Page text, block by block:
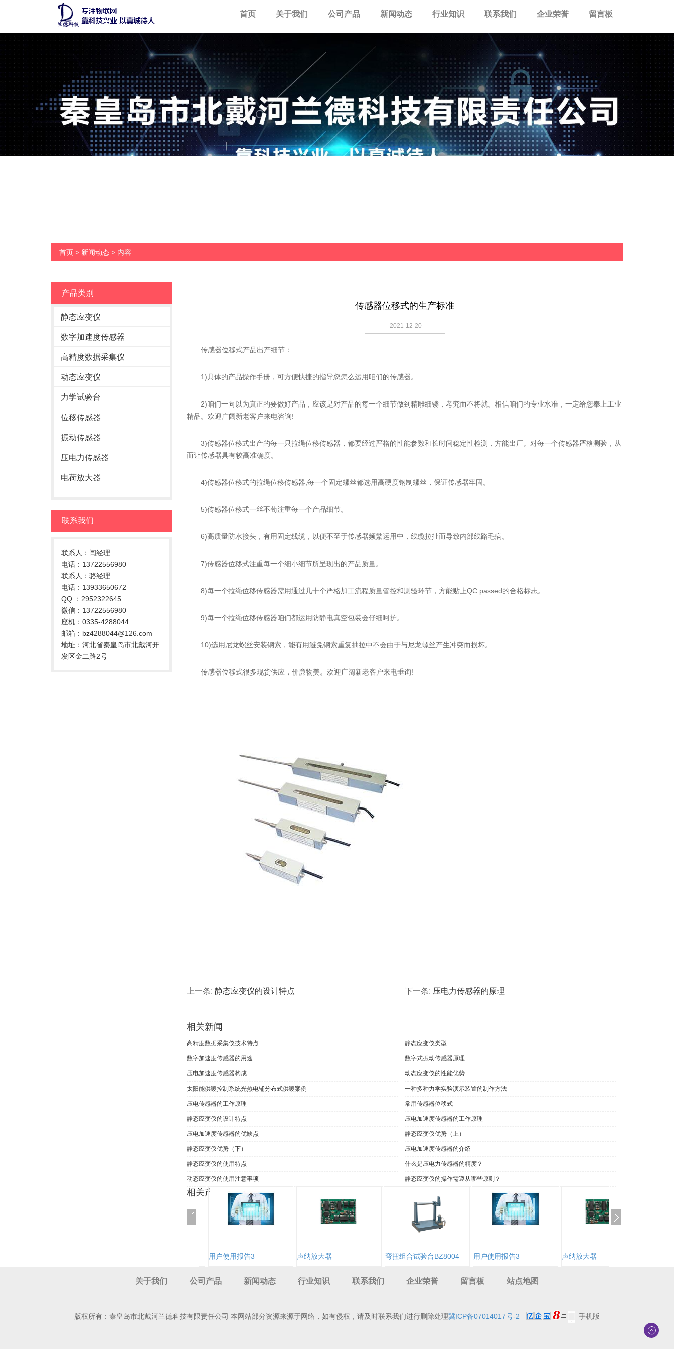
首页 关于我们 公司产品 新闻动态 行业知识 联系我们 企业荣誉 留言板
首页 > 新闻动态 > 内容
产品类别
静态应变仪
数字加速度传感器
高精度数据采集仪
动态应变仪
力学试验台
位移传感器
振动传感器
压电力传感器
电荷放大器
联系我们
联系人：闫经理
电话：13722556980
联系人：骆经理
电话：13933650672
QQ ：2952322645
微信：13722556980
座机：0335-4288044
邮箱：bz4288044@126.com
地址：河北省秦皇岛市北戴河开
发区金二路2号
传感器位移式的生产标准
- 2021-12-20-
传感器位移式产品出产细节：
1)具体的产品操作手册，可方便快捷的指导您怎么运用咱们的传感器。
2)咱们一向以为真正的要做好产品，应该是对产品的每一个细节做到精雕细镂，考究而不将就。相信咱们的专业水准，一定给您奉上工业
精品。欢迎广阔新老客户来电咨询!
3)传感器位移式出产的每一只拉绳位移传感器，都要经过严格的性能参数和长时间稳定性检测，方能出厂。对每一个传感器严格测验，从
而让传感器具有较高准确度。
4)传感器位移式的拉绳位移传感器,每一个固定螺丝都选用高硬度钢制螺丝，保证传感器牢固。
5)传感器位移式一丝不苟注重每一个产品细节。
6)高质量防水接头，有用固定线缆，以便不至于传感器频繁运用中，线缆拉扯而导致内部线路毛病。
7)传感器位移式注重每一个细小细节所呈现出的产品质量。
8)每一个拉绳位移传感器需用通过几十个严格加工流程质量管控和测验环节，方能贴上QC passed的合格标志。
9)每一个拉绳位移传感器咱们都运用防静电真空包装会仔细呵护。
10)选用尼龙螺丝安装钢索，能有用避免钢索重复抽拉中不会由于与尼龙螺丝产生冲突而损坏。
传感器位移式很多现货供应，价廉物美。欢迎广阔新老客户来电垂询!
上一条: 静态应变仪的设计特点 下一条: 压电力传感器的原理
相关新闻
高精度数据采集仪技术特点 静态应变仪类型
数字加速度传感器的用途 数字式振动传感器原理
压电加速度传感器构成 动态应变仪的性能优势
太阳能供暖控制系统光热电辅分布式供暖案例 一种多种力学实验演示装置的制作方法
压电传感器的工作原理 常用传感器位移式
静态应变仪的设计特点 压电加速度传感器的工作原理
压电加速度传感器的优缺点 静态应变仪优势（上）
静态应变仪优势（下） 压电加速度传感器的介绍
静态应变仪的使用特点 什么是压电力传感器的精度？
动态应变仪的使用注意事项 静态应变仪的操作需遵从哪些原则？
相关产品
用户使用报告3 声纳放大器 弯扭组合试验台BZ8004 用户使用报告3 声纳放大器
关于我们 公司产品 新闻动态 行业知识 联系我们 企业荣誉 留言板 站点地图
版权所有：秦皇岛市北戴河兰德科技有限责任公司 本网站部分资源来源于网络，如有侵权，请及时联系我们进行删除处理冀ICP备07014017号-2 手机版